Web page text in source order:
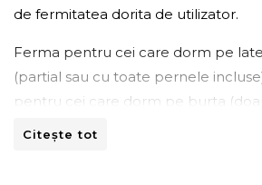
de fermitatea dorita de utilizator.
Ferma pentru cei care dorm pe
(partial sau cu toate pernele
pentru cei care dorm pe burta
cea mica).
Citește tot